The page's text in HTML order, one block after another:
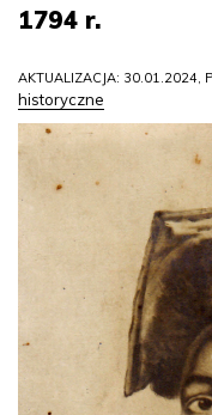
1794 r.
AKTUALIZACJA: 30.01.2024,
historyczne